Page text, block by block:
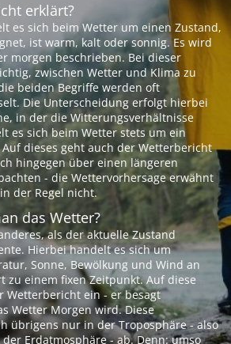
erklärt?
es sich beim Wetter um einen Zustand,
ist warm, kalt oder sonnig. Es wird
morgen beschrieben. Bei dieser
zwischen Wetter und Klima zu
beiden Begriffe werden oft
Die Unterscheidung erfolgt hierbei
in der die Witterungsverhältnisse
es sich beim Wetter stets um ein
dieses geht auch der Wetterbericht
hingegen über einen längeren
- die Wettervorhersage erwähnt
der Regel nicht.
das Wetter?
als der aktuelle Zustand
Hierbei handelt es sich um
Sonne, Bewölkung und Wind an
zu einem fixen Zeitpunkt. Auf diese
Wetterbericht ein - er besagt
Wetter Morgen wird. Diese
übrigens nur in der Troposphäre - also
Erdatmosphäre - ab. Denn: umso